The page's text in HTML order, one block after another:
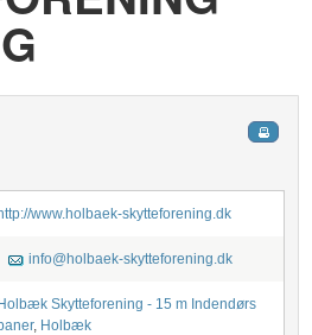
http://www.holbaek-skytteforening.dk
info@holbaek-skytteforening.dk
Holbæk Skytteforening - 15 m Indendørs
, Holbæk